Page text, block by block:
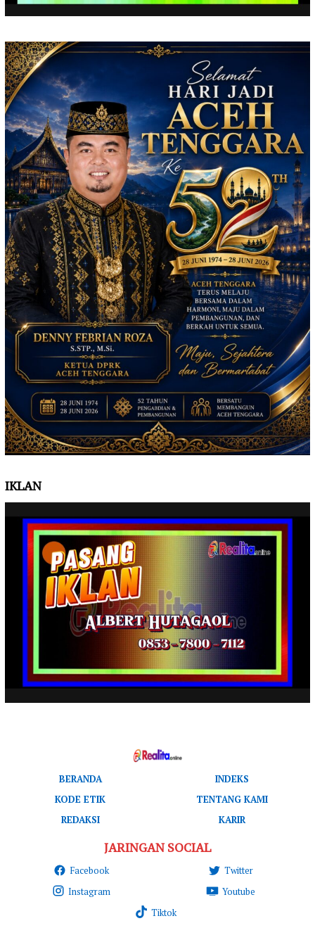
IKLAN
BERANDA
INDEKS
KODE ETIK
TENTANG KAMI
REDAKSI
KARIR
JARINGAN SOCIAL
Facebook
Twitter
Instagram
Youtube
Tiktok